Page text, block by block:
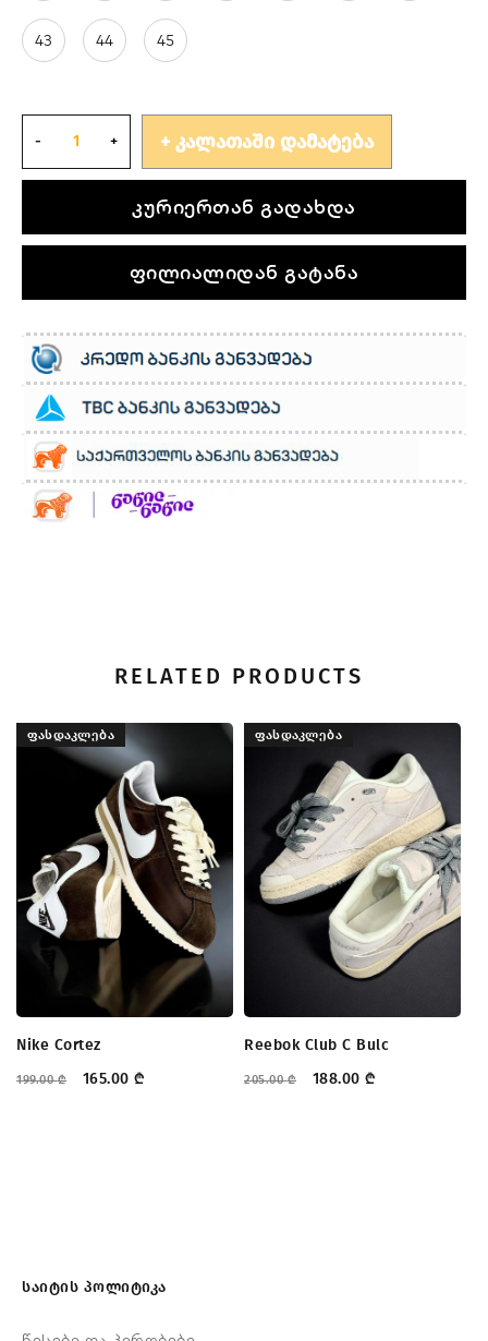
43 44 45
ᲙᲐᲚᲐᲗᲐᲨᲘ ᲓᲐᲛᲐᲢᲔᲑᲐ
კურიერთან გადახდა
ფილიალიდან გატანა
RELATED PRODUCTS
OG
ᲤᲐᲡᲓᲐᲙᲚᲔᲑᲐ
Nike Cortez
199.00₾ 165.00 ₾
ᲤᲐᲡᲓᲐᲙᲚᲔᲑᲐ
Reebok Club C Bulc
205.00₾ 188.00 ₾
საიტის პოლიტიკა